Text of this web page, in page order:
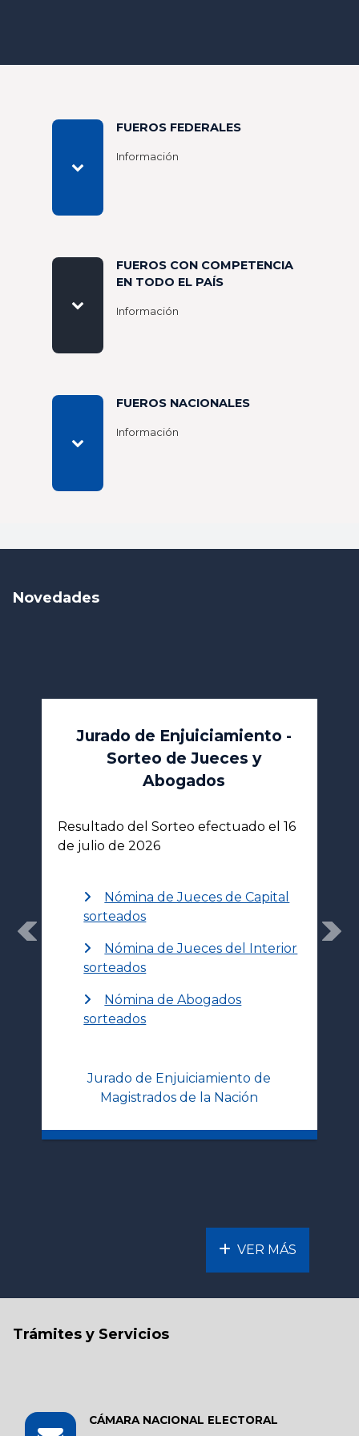
FUEROS FEDERALES
Información
FUEROS CON COMPETENCIA
EN TODO EL PAÍS
Información
FUEROS NACIONALES
Información
Novedades
Jurado de Enjuiciamiento -
Sorteo de Jueces y
Abogados
Resultado del Sorteo efectuado el 16
de julio de 2026
Nómina de Jueces de Capital
sorteados
Nómina de Jueces del Interior
sorteados
Nómina de Abogados
sorteados
Jurado de Enjuiciamiento de
Magistrados de la Nación
Previous
VER MÁS
Trámites y Servicios
CÁMARA NACIONAL ELECTORAL